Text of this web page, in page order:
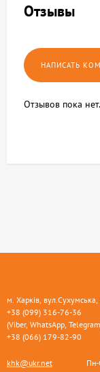
Отзывы
Отзывов пока
м. Харків,
+38 (099) 316-76-36
(Viber, WhatsApp,
+38 (066) 179-82-90
khk@ukr.net